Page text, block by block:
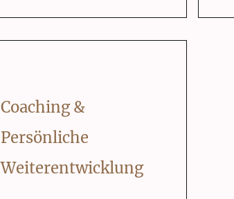
Coaching &
Persönliche
Weiterentwicklung